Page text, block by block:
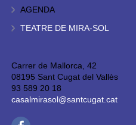
AGENDA
TEATRE DE MIRA-SOL
Carrer de Mallorca, 42
08195 Sant Cugat del Vallès
93 589 20 18
casalmirasol@santcugat.cat